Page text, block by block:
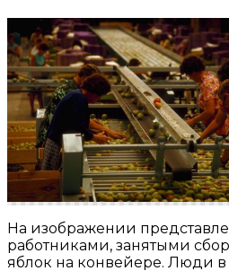
На изображении
работниками, занятыми
яблок на конвейере. Люди